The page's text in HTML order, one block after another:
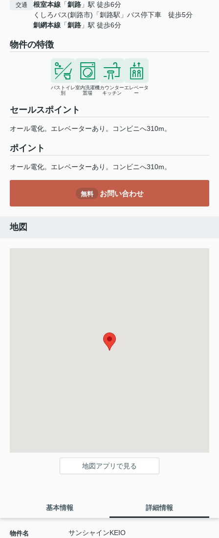
交通 根室本線 「釧路 」駅 徒歩6分
くしろバス(釧路市)「釧路駅」バス停下車 徒歩5分
釧網本線 「釧路 」駅 徒歩6分
物件の特徴
バストイレ
別
室内洗濯機
置場
カウンター
キッチン
エレベータ
ー
セールスポイント
オール電化。エレベーターあり。コンビニへ310m。
ポイント
オール電化。エレベーターあり。コンビニへ310m。
無料 お問い合わせ
地図
地図アプリで見る
基本情報 詳細情報
物件名 サンシャインKEIO